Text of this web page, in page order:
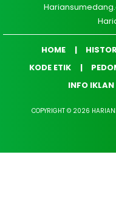
HOME
KODE ETIK
INFO IKLAN
COPYRIGHT © 2026